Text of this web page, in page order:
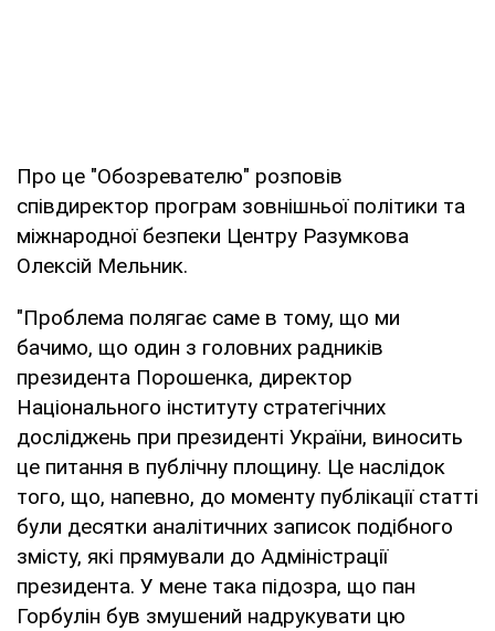
Про це "Обозревателю" розповів
співдиректор програм зовнішньої політики та
міжнародної безпеки Центру Разумкова
Олексій Мельник.
"Проблема полягає саме в тому, що ми
бачимо, що один з головних радників
президента Порошенка, директор
Національного інституту стратегічних
досліджень при президенті України, виносить
це питання в публічну площину. Це наслідок
того, що, напевно, до моменту публікації статті
були десятки аналітичних записок подібного
змісту, які прямували до Адміністрації
президента. У мене така підозра, що пан
Горбулін був змушений надрукувати цю